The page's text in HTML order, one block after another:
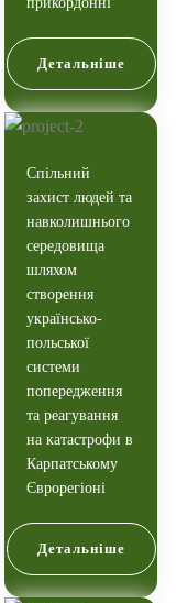
Детальніше
Спільний
захист людей та
навколишнього
середовища
шляхом
створення
українсько-
польської
системи
попередження
та реагування
на катастрофи в
Карпатському
Єврорегіоні
Детальніше